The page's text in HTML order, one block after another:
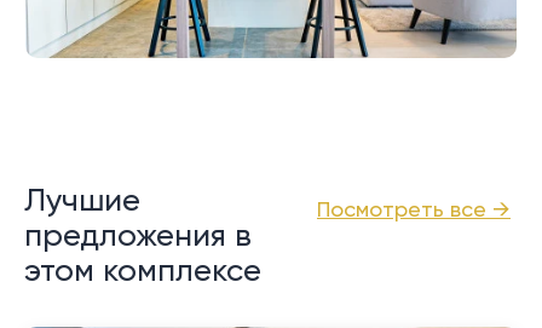
Посмотреть все →
Лучшие
предложения в
этом комплексе